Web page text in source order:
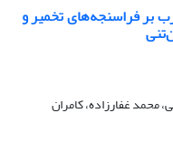
بر فراسنجه‌های تخمیر و
محمد غفارزاده، کامران